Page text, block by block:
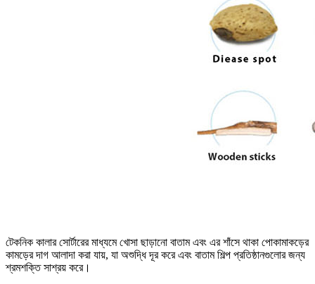
টেকনিক কালার সোর্টারের মাধ্যমে খোসা ছাড়ানো বাতাম এবং এর শাঁসে থাকা পোকামাকড়ের
কামড়ের দাগ আলাদা করা যায়, যা অশুদ্ধি দূর করে এবং বাতাম শিল্প প্রতিষ্ঠানগুলোর জন্য
শ্রমশক্তি সাশ্রয় করে।